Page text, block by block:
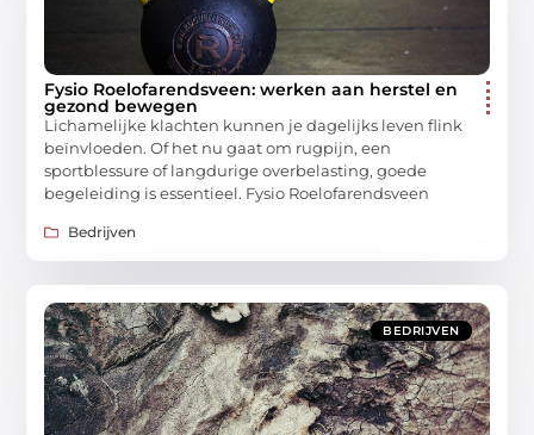
Fysio Roelofarendsveen: werken aan herstel en
gezond bewegen
Lichamelijke klachten kunnen je dagelijks leven flink
beïnvloeden. Of het nu gaat om rugpijn, een
sportblessure of langdurige overbelasting, goede
begeleiding is essentieel. Fysio Roelofarendsveen
Bedrijven
BEDRIJVEN